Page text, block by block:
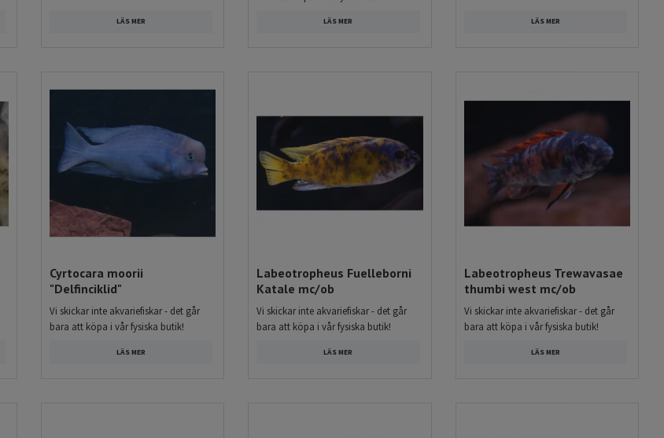
LÄS MER LÄS MER LÄS MER
Cyrtocara moorii
"Delfinciklid"
Vi skickar inte akvariefiskar - det går
bara att köpa i vår fysiska butik!
LÄS MER
Labeotropheus Fuelleborni
Katale mc/ob
Vi skickar inte akvariefiskar - det går
bara att köpa i vår fysiska butik!
LÄS MER
Labeotropheus Trewavasae
thumbi west mc/ob
Vi skickar inte akvariefiskar - det går
bara att köpa i vår fysiska butik!
LÄS MER